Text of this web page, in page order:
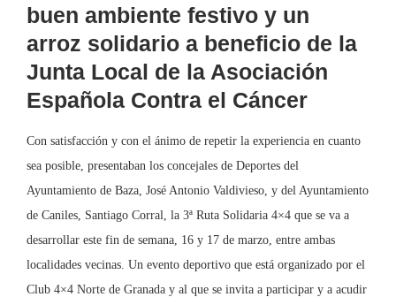
buen ambiente festivo y un
arroz solidario a beneficio de la
Junta Local de la Asociación
Española Contra el Cáncer
Con satisfacción y con el ánimo de repetir la experiencia en cuanto
sea posible, presentaban los concejales de Deportes del
Ayuntamiento de Baza, José Antonio Valdivieso, y del Ayuntamiento
de Caniles, Santiago Corral, la 3ª Ruta Solidaria 4×4 que se va a
desarrollar este fin de semana, 16 y 17 de marzo, entre ambas
localidades vecinas. Un evento deportivo que está organizado por el
Club 4×4 Norte de Granada y al que se invita a participar y a acudir